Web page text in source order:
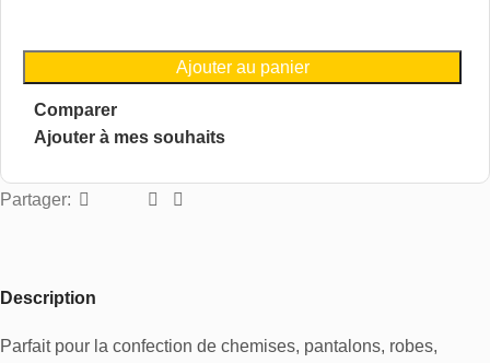
Ajouter au panier
Comparer
Ajouter à mes souhaits
Partager:
Description
Parfait pour la confection de chemises, pantalons, robes,